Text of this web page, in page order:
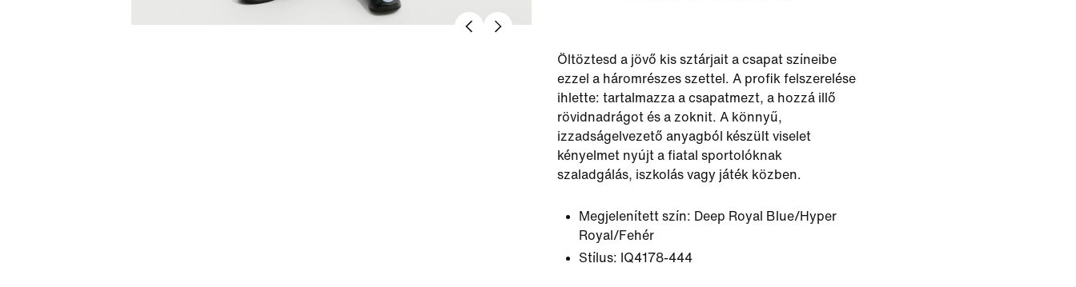
Öltöztesd a jövő kis sztárjait a csapat színeibe
ezzel a háromrészes szettel. A profik felszerelése
ihlette: tartalmazza a csapatmezt, a hozzá illő
rövidnadrágot és a zoknit. A könnyű,
izzadságelvezető anyagból készült viselet
kényelmet nyújt a fiatal sportolóknak
szaladgálás, iszkolás vagy játék közben.
Megjelenített szín: Deep Royal Blue/Hyper
Royal/Fehér
Stílus: IQ4178-444